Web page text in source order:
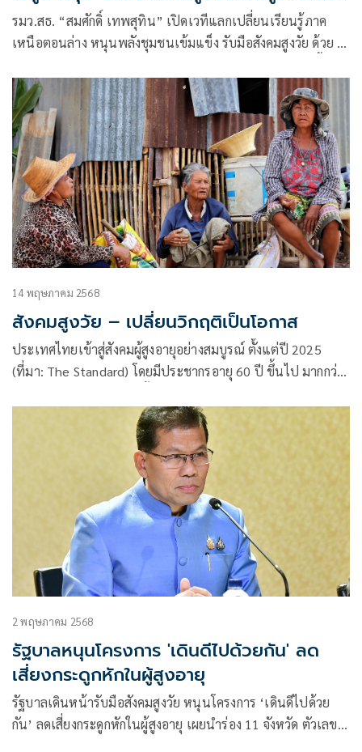
เตียง
รมว.สธ. “สมศักดิ์ เทพสุทิน” เปิดเวทีแลกเปลี่ยนเรียนรู้ภาค
เหนือตอนล่าง หนุนพลังชุมชนเข้มแข็ง รับมือสังคมสูงวัย ด้วย 4
กลาง” ลั่นเดินหน้าลดผู้ป่วยติดเตียง เน้นกินดี-ออกกำลังกาย เพื่อ
สุขภาพแข็งแรง ไม่เป็นภาระลูกหลาน
14 พฤษภาคม 2568
สังคมสูงวัย – เปลี่ยนวิกฤติเป็นโอกาส
ประเทศไทยเข้าสู่สังคมผู้สูงอายุอย่างสมบูรณ์ ตั้งแต่ปี 2025
(ที่มา: The Standard) โดยมีประชากรอายุ 60 ปี ขึ้นไป มากกว่า
และคาดว่าจะเป็นร้อยละ 28 ในปี 2033 (ที่มา: ThaiPublica)
2 พฤษภาคม 2568
รัฐบาลหนุนโครงการ 'เดินดีไปด้วยกัน' ลด
เสี่ยงกระดูกหักในผู้สูงอายุ
รัฐบาลเดินหน้ารับมือสังคมสูงวัย หนุนโครงการ ‘เดินดีไปด้วย
กัน’ ลดเสี่ยงกระดูกหักในผู้สูงอายุ เผยนำร่อง 11 จังหวัด ตัวเลข